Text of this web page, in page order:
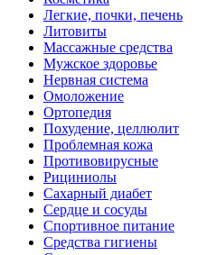
Легкие, почки, печень
Литовиты
Массажные средства
Мужское здоровье
Нервная система
Омоложение
Ортопедия
Похудение, целлюлит
Проблемная кожа
Противовирусные
Рициниолы
Сахарный диабет
Сердце и сосуды
Спортивное питание
Средства гигиены